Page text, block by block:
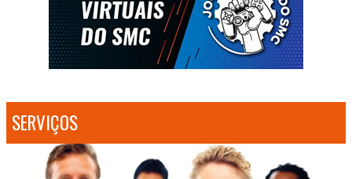
SERVIÇOS